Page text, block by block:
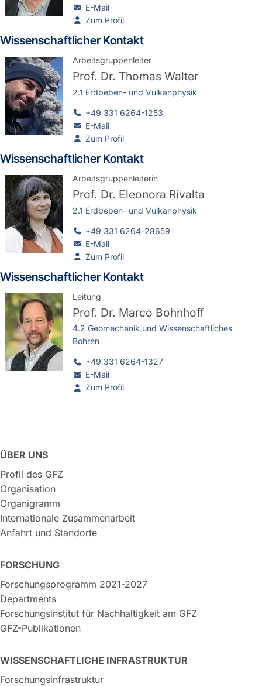
E-Mail
Zum Profil
Wissenschaftlicher Kontakt
Arbeitsgruppenleiter
Prof. Dr. Thomas Walter
2.1 Erdbeben- und Vulkanphysik
+49 331 6264-1253
E-Mail
Zum Profil
Wissenschaftlicher Kontakt
Arbeitsgruppenleiterin
Prof. Dr. Eleonora Rivalta
2.1 Erdbeben- und Vulkanphysik
+49 331 6264-28659
E-Mail
Zum Profil
Wissenschaftlicher Kontakt
Leitung
Prof. Dr. Marco Bohnhoff
4.2 Geomechanik und Wissenschaftliches
Bohren
+49 331 6264-1327
E-Mail
Zum Profil
ÜBER UNS
Profil des GFZ
Organisation
Organigramm
Internationale Zusammenarbeit
Anfahrt und Standorte
FORSCHUNG
Forschungsprogramm 2021-2027
Departments
Forschungsinstitut für Nachhaltigkeit am GFZ
GFZ-Publikationen
WISSENSCHAFTLICHE INFRASTRUKTUR
Forschungsinfrastruktur